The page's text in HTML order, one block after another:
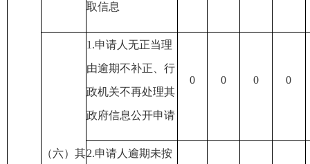
取信息
（六）其
1.申请人无正当理
由逾期不补正、行
政机关不再处理其
政府信息公开申请
0 0 0 0
2.申请人逾期未按